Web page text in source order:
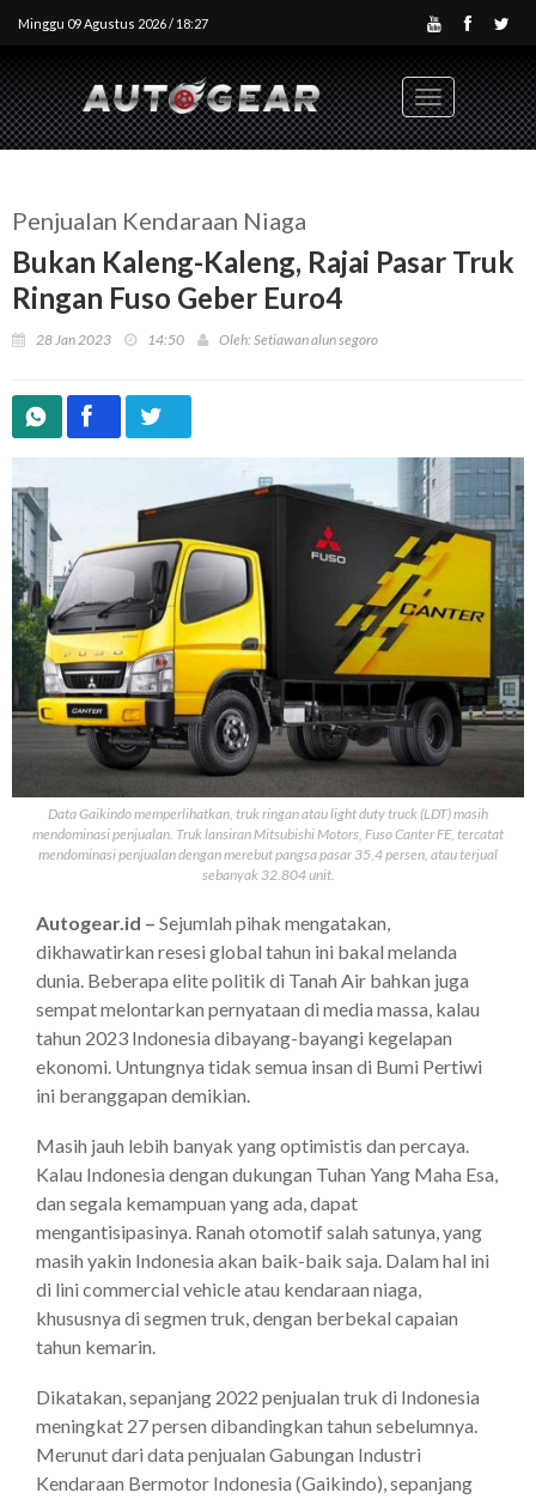
Minggu 09 Agustus 2026 / 18:27
Toggle
navigation
Penjualan Kendaraan Niaga
Bukan Kaleng-Kaleng, Rajai Pasar Truk
Ringan Fuso Geber Euro4
28 Jan 2023 14:50 Oleh: Setiawan alun segoro
Data Gaikindo memperlihatkan, truk ringan atau light duty truck (LDT) masih
mendominasi penjualan. Truk lansiran Mitsubishi Motors, Fuso Canter FE, tercatat
mendominasi penjualan dengan merebut pangsa pasar 35,4 persen, atau terjual
sebanyak 32.804 unit.
Autogear.id – Sejumlah pihak mengatakan,
dikhawatirkan resesi global tahun ini bakal melanda
dunia. Beberapa elite politik di Tanah Air bahkan juga
sempat melontarkan pernyataan di media massa, kalau
tahun 2023 Indonesia dibayang-bayangi kegelapan
ekonomi. Untungnya tidak semua insan di Bumi Pertiwi
ini beranggapan demikian.
Masih jauh lebih banyak yang optimistis dan percaya.
Kalau Indonesia dengan dukungan Tuhan Yang Maha Esa,
dan segala kemampuan yang ada, dapat
mengantisipasinya. Ranah otomotif salah satunya, yang
masih yakin Indonesia akan baik-baik saja. Dalam hal ini
di lini commercial vehicle atau kendaraan niaga,
khususnya di segmen truk, dengan berbekal capaian
tahun kemarin.
Dikatakan, sepanjang 2022 penjualan truk di Indonesia
meningkat 27 persen dibandingkan tahun sebelumnya.
Merunut dari data penjualan Gabungan Industri
Kendaraan Bermotor Indonesia (Gaikindo), sepanjang